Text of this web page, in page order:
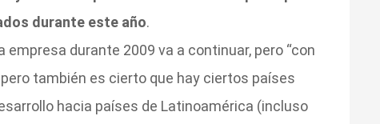
durante este año.
durante 2009 va a continuar, pero “con
también es cierto que hay ciertos países
hacia países de Latinoamérica (incluso